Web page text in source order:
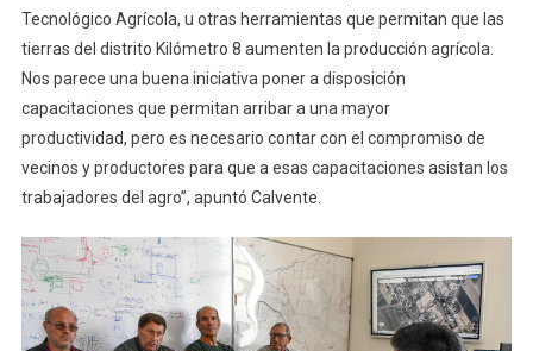
Tecnológico Agrícola, u otras herramientas que permitan que las
tierras del distrito Kilómetro 8 aumenten la producción agrícola.
Nos parece una buena iniciativa poner a disposición
capacitaciones que permitan arribar a una mayor
productividad, pero es necesario contar con el compromiso de
vecinos y productores para que a esas capacitaciones asistan los
trabajadores del agro”, apuntó Calvente.